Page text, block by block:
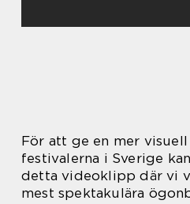
För att ge en mer
festivalerna i Sverige
detta videoklipp där vi
mest spektakulära